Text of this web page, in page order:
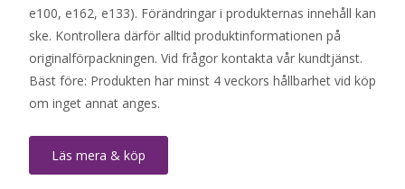
e100, e162, e133). Förändringar i produkternas innehåll kan
ske. Kontrollera därför alltid produktinformationen på
originalförpackningen. Vid frågor kontakta vår kundtjänst.
Bäst före: Produkten har minst 4 veckors hållbarhet vid köp
om inget annat anges.
Läs mera & köp